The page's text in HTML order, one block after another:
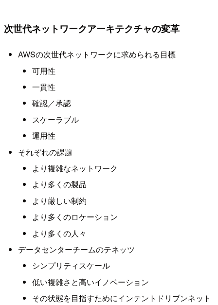
次世代ネットワークアーキテクチャの変革
AWSの次世代ネットワークに求められる目標
可用性
一貫性
確認／承認
スケーラブル
運用性
それぞれの課題
より複雑なネットワーク
より多くの製品
より厳しい制約
より多くのロケーション
より多くの人々
データセンターチームのテネッツ
シンプリティスケール
低い複雑さと高いイノベーション
その状態を目指すためにインテントドリブンネット